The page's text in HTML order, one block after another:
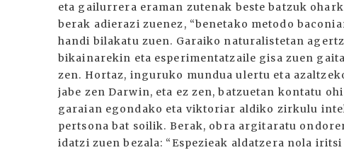
eta gailurrera eraman zutenak beste batzuk
berak adierazi zuenez, “benetako metodo
handi bilakatu zuen. Garaiko naturalistetan
bikainarekin eta esperimentatzaile gisa zuen
zen. Hortaz, inguruko mundua ulertu eta
jabe zen Darwin, eta ez zen, batzuetan kontatu
garaian egondako eta viktoriar aldiko zirkulu
pertsona bat soilik. Berak, obra argitaratu
idatzi zuen bezala: “Espezieak aldatzera nola